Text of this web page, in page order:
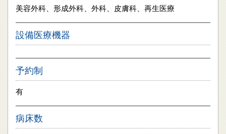
美容外科、形成外科、外科、皮膚科、再生医療
設備医療機器
予約制
有
病床数